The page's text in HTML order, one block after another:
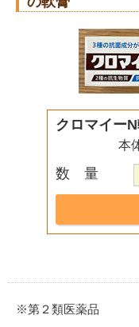
クロマイー
本
数 量
※第２類医薬品